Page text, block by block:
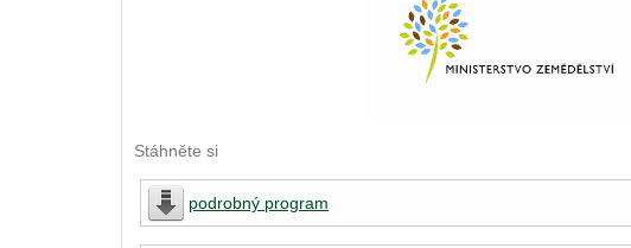
Stáhněte si
podrobný program